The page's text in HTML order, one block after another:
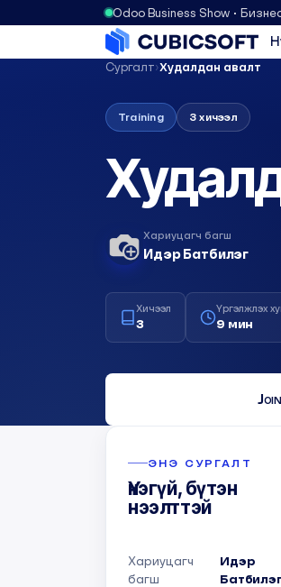
Odoo Business Show •
Сургалт›Худалдан авалт
Training 3 хичээл
Хариуцагч багш
Идэр Батбилэг
Хичээл
3
Үргэлжлэх
9 мин
ЭНЭ СУРГАЛТ
Үнэгүй, бүтэн
нээлттэй
Хариуцагч
багш
Идэр
Батбилэг